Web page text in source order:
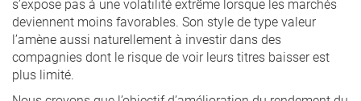
s’expose pas à une volatilité extrême lorsque les marchés
deviennent moins favorables. Son style de type valeur
l’amène aussi naturellement à investir dans des
compagnies dont le risque de voir leurs titres baisser est
plus limité.